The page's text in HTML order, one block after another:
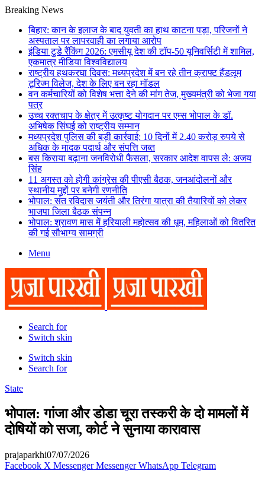
Breaking News
बिहार: कान के इलाज के बाद युवती का हाथ काटना पड़ा, परिजनों ने
अस्पताल पर लापरवाही का लगाया आरोप
इंडिया टुडे रैंकिंग 2026: एमसीयू देश की टॉप-50 यूनिवर्सिटी में शामिल,
एकमात्र मीडिया विश्वविद्यालय
राष्ट्रीय हथकरघा दिवस: मध्यप्रदेश में बन रहे तीन क्राफ्ट हैंडलूम
टूरिज्म विलेज, देश के लिए बन रहा मॉडल
वन कर्मचारियों को विशेष भत्ता देने की मांग तेज, मुख्यमंत्री को भेजा गया
पत्र
उच्च रक्तचाप के क्षेत्र में उत्कृष्ट योगदान पर एम्स भोपाल के डॉ.
अभिषेक सिंघई को राष्ट्रीय सम्मान
मध्यप्रदेश पुलिस की बड़ी कार्रवाई: 10 दिनों में 2.40 करोड़ रुपये से
अधिक के मादक पदार्थ और संपत्ति जब्त
बस किराया बढ़ाना जनविरोधी फैसला, सरकार आदेश वापस ले: अजय
सिंह
11 अगस्त को होगी कांग्रेस की पीएसी बैठक, जनआंदोलनों और
स्थानीय मुद्दों पर बनेगी रणनीति
भोपाल: संत रविदास जयंती और तिरंगा यात्रा की तैयारियों को लेकर
भाजपा जिला बैठक संपन्न
भोपाल: श्रावण मास में हरियाली महोत्सव की धूम, महिलाओं को वितरित
की गई सौभाग्य सामग्री
Menu
Search for
Switch skin
Switch skin
Search for
State
भोपाल: गांजा और डोडा चूरा तस्करी के दो मामलों में
दोषियों को सजा, कोर्ट ने सुनाया कारावास
prajaparkhi07/07/2026
Facebook X Messenger Messenger WhatsApp Telegram